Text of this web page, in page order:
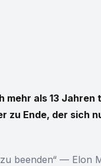
mehr als 13
Ende, der sich
beenden“ — Elon